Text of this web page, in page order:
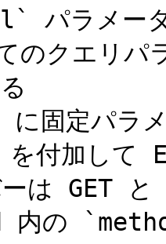
ラメータ
のクエリ
固定パラ
付加して
は GET と
内の